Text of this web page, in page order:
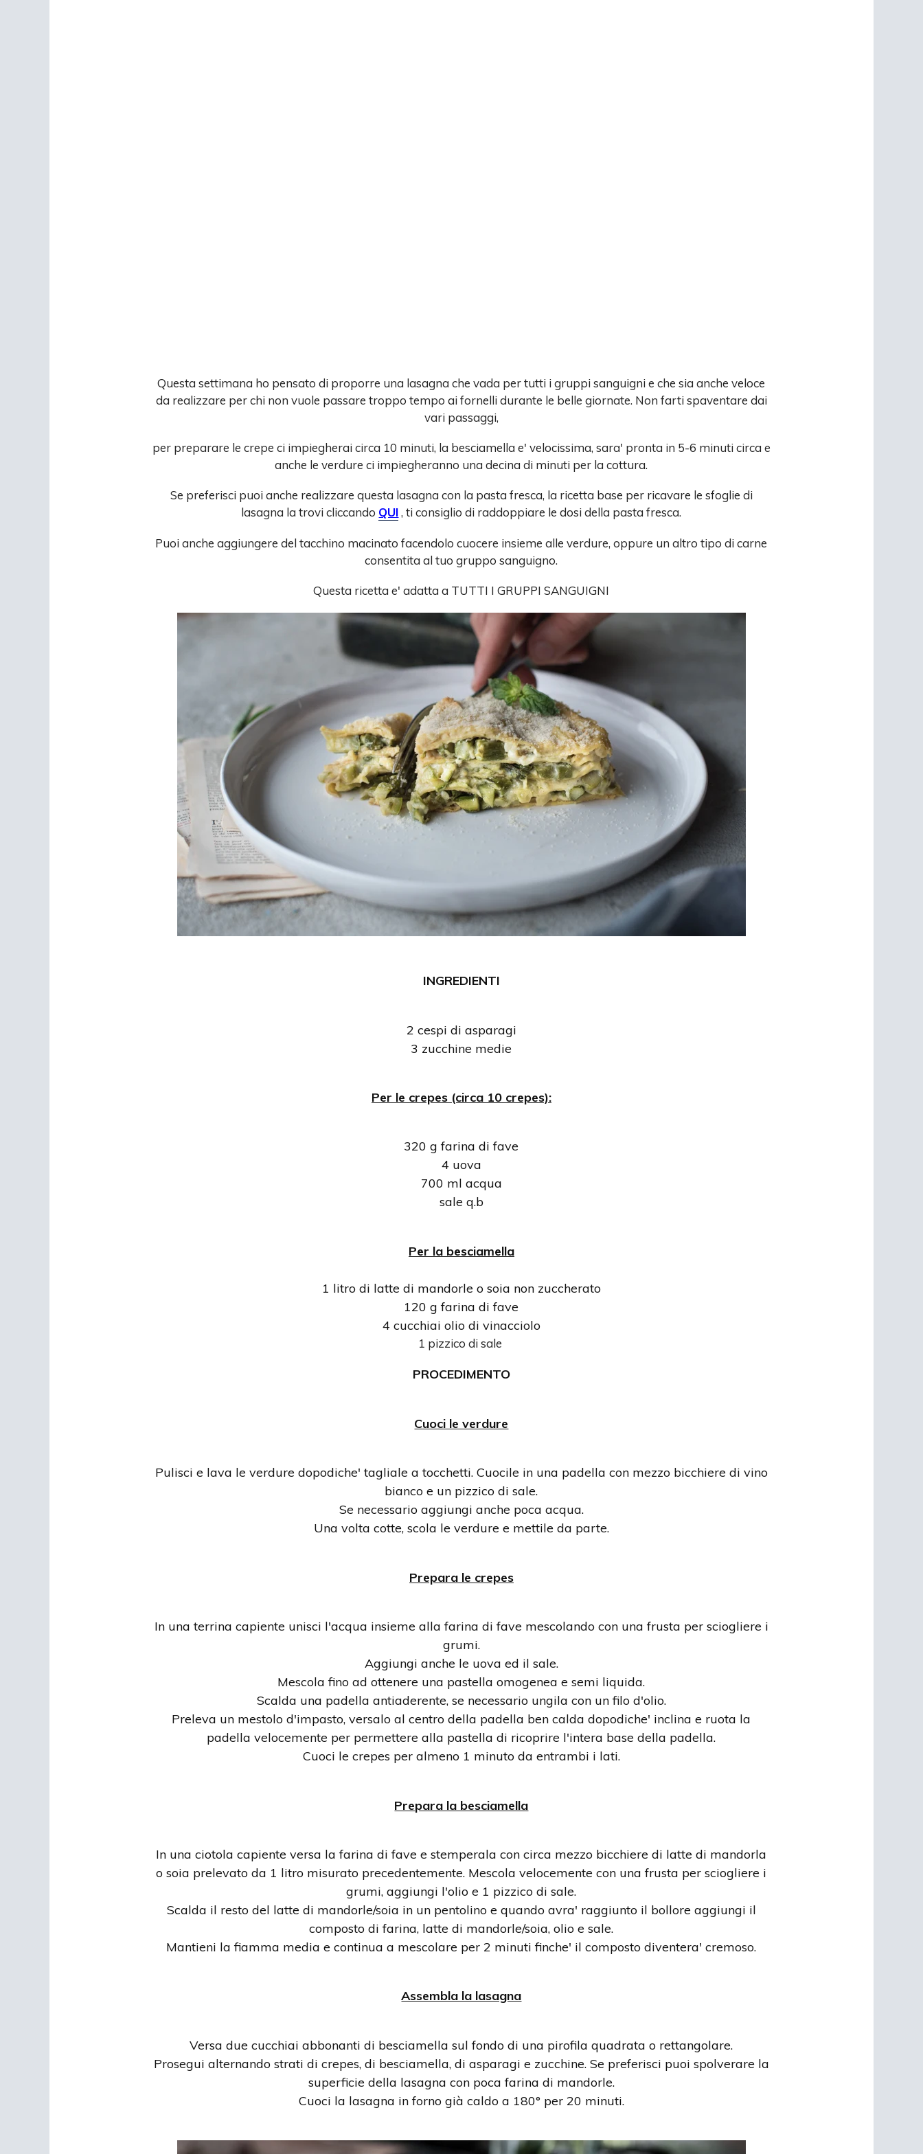
Questa settimana ho pensato di proporre una lasagna che vada per tutti i gruppi sanguigni e che sia anche veloce
da realizzare per chi non vuole passare troppo tempo ai fornelli durante le belle giornate. Non farti spaventare dai
vari passaggi,
per preparare le crepe ci impiegherai circa 10 minuti, la besciamella e' velocissima, sara' pronta in 5-6 minuti circa e
anche le verdure ci impiegheranno una decina di minuti per la cottura.
Se preferisci puoi anche realizzare questa lasagna con la pasta fresca, la ricetta base per ricavare le sfoglie di
lasagna la trovi cliccando QUI, ti consiglio di raddoppiare le dosi della pasta fresca.
Puoi anche aggiungere del tacchino macinato facendolo cuocere insieme alle verdure, oppure un altro tipo di carne
consentita al tuo gruppo sanguigno.
Questa ricetta e' adatta a TUTTI I GRUPPI SANGUIGNI
INGREDIENTI
2 cespi di asparagi
3 zucchine medie
Per le crepes (circa 10 crepes):
320 g farina di fave
4 uova
700 ml acqua
sale q.b
Per la besciamella
1 litro di latte di mandorle o soia non zuccherato
120 g farina di fave
4 cucchiai olio di vinacciolo
1 pizzico di sale
PROCEDIMENTO
Cuoci le verdure
Pulisci e lava le verdure dopodiche' tagliale a tocchetti. Cuocile in una padella con mezzo bicchiere di vino
bianco e un pizzico di sale.
Se necessario aggiungi anche poca acqua.
Una volta cotte, scola le verdure e mettile da parte.
Prepara le crepes
In una terrina capiente unisci l'acqua insieme alla farina di fave mescolando con una frusta per sciogliere i
grumi.
Aggiungi anche le uova ed il sale.
Mescola fino ad ottenere una pastella omogenea e semi liquida.
Scalda una padella antiaderente, se necessario ungila con un filo d'olio.
Preleva un mestolo d'impasto, versalo al centro della padella ben calda dopodiche' inclina e ruota la
padella velocemente per permettere alla pastella di ricoprire l'intera base della padella.
Cuoci le crepes per almeno 1 minuto da entrambi i lati.
Prepara la besciamella
In una ciotola capiente versa la farina di fave e stemperala con circa mezzo bicchiere di latte di mandorla
o soia prelevato da 1 litro misurato precedentemente. Mescola velocemente con una frusta per sciogliere i
grumi, aggiungi l'olio e 1 pizzico di sale.
Scalda il resto del latte di mandorle/soia in un pentolino e quando avra' raggiunto il bollore aggiungi il
composto di farina, latte di mandorle/soia, olio e sale.
Mantieni la fiamma media e continua a mescolare per 2 minuti finche' il composto diventera' cremoso.
Assembla la lasagna
Versa due cucchiai abbonanti di besciamella sul fondo di una pirofila quadrata o rettangolare.
Prosegui alternando strati di crepes, di besciamella, di asparagi e zucchine. Se preferisci puoi spolverare la
superficie della lasagna con poca farina di mandorle.
Cuoci la lasagna in forno già caldo a 180° per 20 minuti.